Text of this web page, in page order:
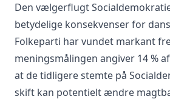
Den vælgerflugt
betydelige konsekvenser for
Folkeparti har vundet markant
meningsmålingen angiver 14 %
at de tidligere stemte på
skift kan potentielt ændre